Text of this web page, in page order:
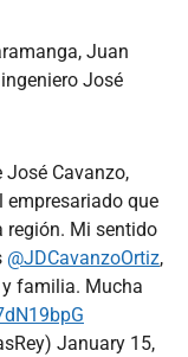
Juan
José
Cavanzo,
empresariado que
región. Mi sentido
@JDCavanzoOrtiz,
familia. Mucha
January 15,